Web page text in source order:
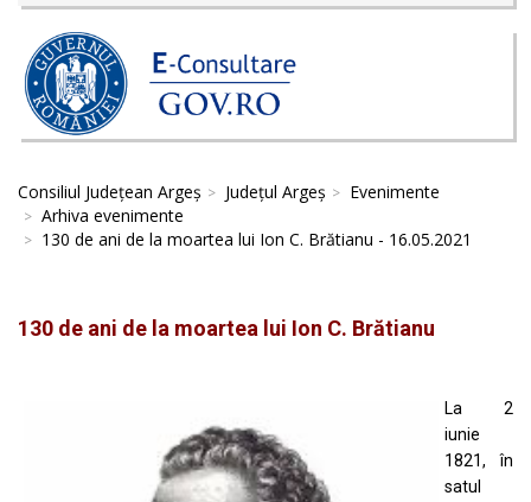
Consiliul Județean Argeș Județul Argeș
Evenimente
Arhiva evenimente
130 de ani de la moartea lui Ion C. Brătianu - 16.05.2021
130 de ani de la moartea lui Ion C. Brătianu
La 2
iunie
1821, în
satul